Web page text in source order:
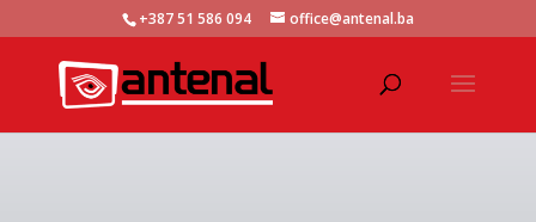
+387 51 586 094 office@antenal.ba